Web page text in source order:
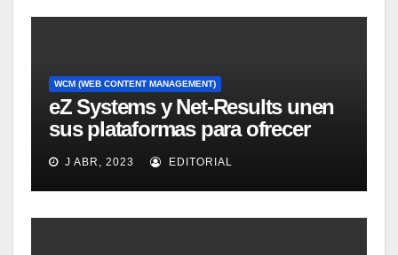
WCM (WEB CONTENT MANAGEMENT)
eZ Systems y Net-Results unen
sus plataformas para ofrecer
solución mejorada de gestión
del customer experience
J ABR, 2023 EDITORIAL